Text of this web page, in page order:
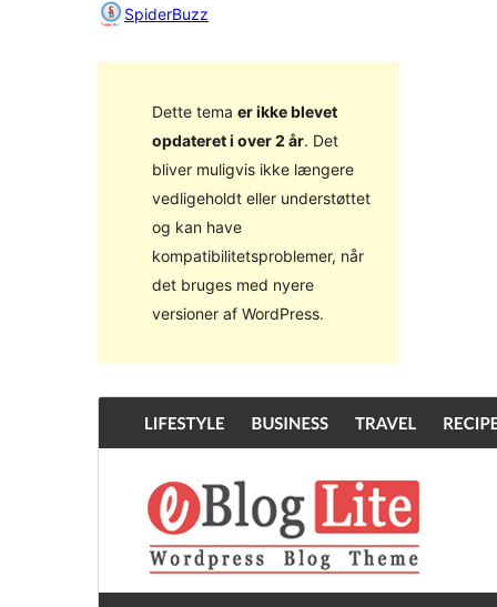
SpiderBuzz
Dette tema er ikke blevet
opdateret i over 2 år. Det
bliver muligvis ikke længere
vedligeholdt eller understøttet
og kan have
kompatibilitetsproblemer, når
det bruges med nyere
versioner af WordPress.